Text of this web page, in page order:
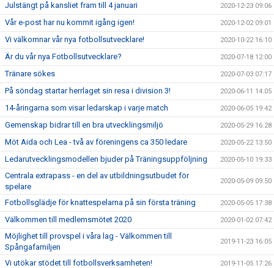
Julstängt på kansliet fram till 4 januari 2020-12-23 09:06
Vår e-post har nu kommit igång igen! 2020-12-02 09:01
Vi välkomnar vår nya fotbollsutvecklare! 2020-10-22 16:10
Är du vår nya Fotbollsutvecklare? 2020-07-18 12:00
Tränare sökes 2020-07-03 07:17
På söndag startar herrlaget sin resa i division 3! 2020-06-11 14:05
14-åringarna som visar ledarskap i varje match 2020-06-05 19:42
Gemenskap bidrar till en bra utvecklingsmiljö 2020-05-29 16:28
Möt Aida och Lea - två av föreningens ca 350 ledare 2020-05-22 13:50
Ledarutvecklingsmodellen bjuder på Träningsuppföljning 2020-05-10 19:33
Centrala extrapass - en del av utbildningsutbudet för
spelare
2020-05-09 09:50
Fotbollsglädje för knattespelarna på sin första träning 2020-05-05 17:38
Välkommen till medlemsmötet 2020 2020-01-02 07:42
Möjlighet till provspel i våra lag - Välkommen till
Spångafamiljen
2019-11-23 16:05
Vi utökar stödet till fotbollsverksamheten! 2019-11-05 17:26